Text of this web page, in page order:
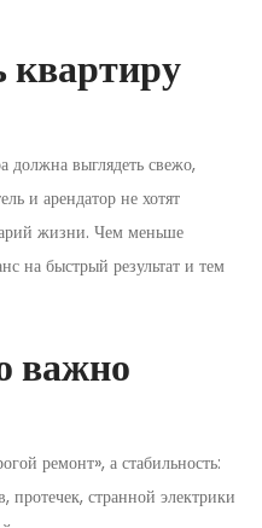
квартиру
должна выглядеть свежо,
и арендатор не хотят
жизни. Чем меньше
на быстрый результат и тем
важно
ремонт», а стабильность:
протечек, странной электрики